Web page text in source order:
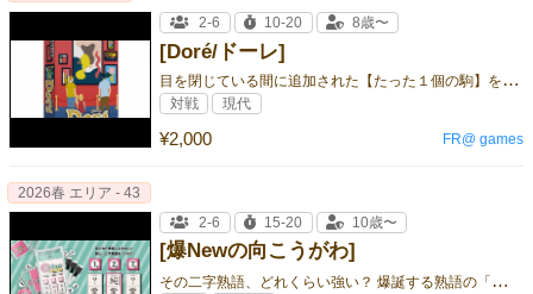
[Doré/ドーレ]
目
を閉じている間に追加された【たった１個の駒】を見つけるメモリー＆隠れんぼ系ゲーム！
¥2,000
2-6
10-20 8歳〜
対戦 現代
FR@ games
[爆Newの向こうがわ]
そ
の二字熟語、どれくらい強い？ 爆誕する熟語の「強さ」を見極めろ！
2026春 エリア - 43
2-6
15-20 10歳〜